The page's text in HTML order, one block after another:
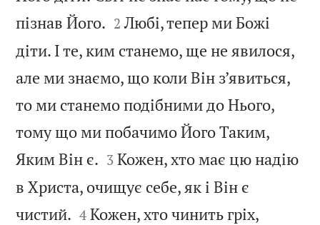
пізнав Його. 

2 Любі, тепер ми Божі
діти. І те, ким станемо, ще не явилося,
але ми знаємо, що коли Він з’явиться,
то ми станемо подібними до Нього,
тому що ми побачимо Його Таким,
Яким Він є. 

3 Кожен, хто має цю надію
в Христа, очищує себе, як і Він є
чистий. 

4 Кожен, хто чинить гріх,